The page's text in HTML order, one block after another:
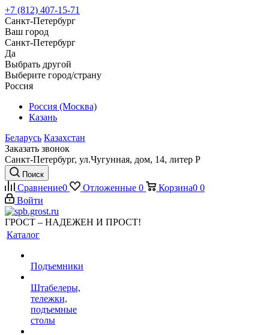
+7 (812) 407-15-71
Санкт-Петербург
Ваш город
Санкт-Петербург
Да
Выбрать другой
Выберите город/страну
Россия
Россия (Москва)
Казань
Беларусь Казахстан
Заказать звонок
Санкт-Петербург, ул.Чугунная, дом, 14, литер Р
Поиск
Сравнение0 Отложенные 0 Корзина0 0
Войти
ГРОСТ – НАДЕЖЕН И ПРОСТ!
Каталог
Подъемники
Штабелеры,
тележки,
подъемные
столы